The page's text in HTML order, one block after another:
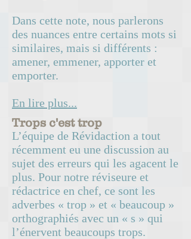
Dans cette note, nous parlerons
des nuances entre certains mots si
similaires, mais si différents :
amener, emmener, apporter et
emporter.
En lire plus...
Trops c'est trop
L’équipe de Révidaction a tout
récemment eu une discussion au
sujet des erreurs qui les agacent le
plus. Pour notre réviseure et
rédactrice en chef, ce sont les
adverbes « trop » et « beaucoup »
orthographiés avec un « s » qui
l’énervent beaucoups trops.